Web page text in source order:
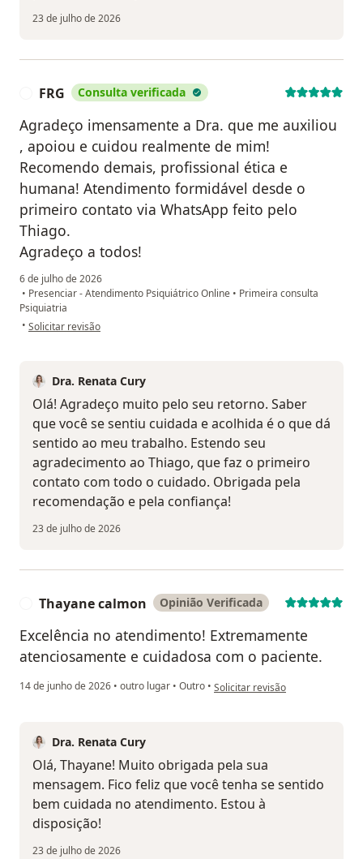
23 de julho de 2026
FRG Consulta verificada
Agradeço imensamente a Dra. que me auxiliou
, apoiou e cuidou realmente de mim!
Recomendo demais, profissional ética e
humana! Atendimento formidável desde o
primeiro contato via WhatsApp feito pelo
Thiago.
Agradeço a todos!
6 de julho de 2026
• Presenciar - Atendimento Psiquiátrico Online • Primeira consulta
Psiquiatria
• na opinião do utilizador FRG
Solicitar revisão
Dra. Renata Cury
Olá! Agradeço muito pelo seu retorno. Saber
que você se sentiu cuidada e acolhida é o que dá
sentido ao meu trabalho. Estendo seu
agradecimento ao Thiago, que faz o primeiro
contato com todo o cuidado. Obrigada pela
recomendação e pela confiança!
23 de julho de 2026
Thayane calmon Opinião Verificada
Excelência no atendimento! Extremamente
atenciosamente e cuidadosa com o paciente.
14 de junho de 2026 • outro lugar • Outro • na opinião do utilizador Thayane
Solicitar revisão
Dra. Renata Cury
Olá, Thayane! Muito obrigada pela sua
mensagem. Fico feliz que você tenha se sentido
bem cuidada no atendimento. Estou à
disposição!
23 de julho de 2026